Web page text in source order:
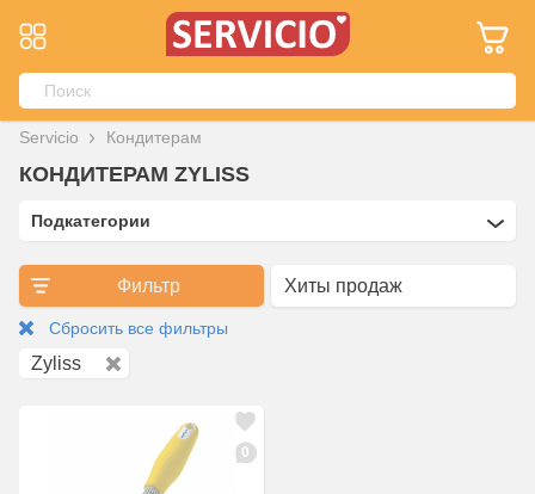
Servicio Кондитерам
КОНДИТЕРАМ ZYLISS
Подкатегории
Фильтр
Сбросить все фильтры
Zyliss
0